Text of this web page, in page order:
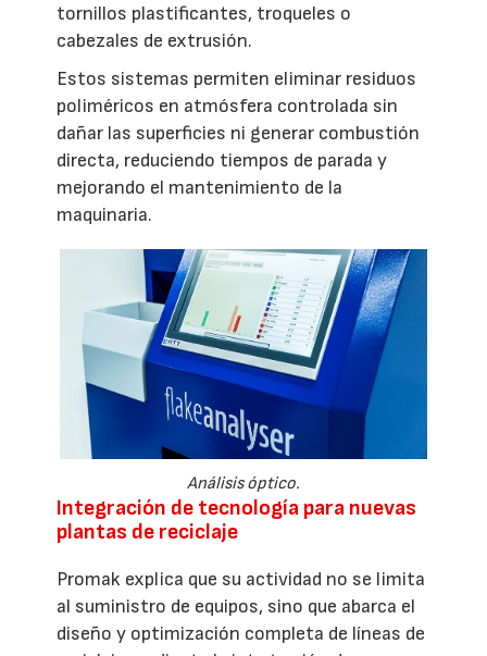
tornillos plastificantes, troqueles o
cabezales de extrusión.
Estos sistemas permiten eliminar residuos
poliméricos en atmósfera controlada sin
dañar las superficies ni generar combustión
directa, reduciendo tiempos de parada y
mejorando el mantenimiento de la
maquinaria.
Análisis óptico.
Integración de tecnología para nuevas
plantas de reciclaje
Promak explica que su actividad no se limita
al suministro de equipos, sino que abarca el
diseño y optimización completa de líneas de